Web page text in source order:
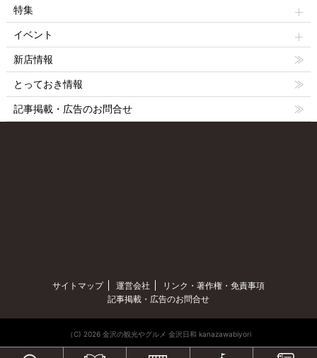
特集
イベント
新店情報
とっておき情報
記事掲載・広告のお問合せ
サイトマップ 運営会社
リンク・著作権・免責事項
記事掲載・広告のお問合せ
（C) 2026 金沢の観光やグルメ 金沢日和 kanazawabiyori